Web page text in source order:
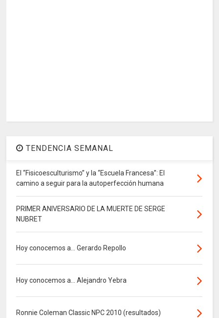
TENDENCIA SEMANAL
El “Fisicoesculturismo” y la “Escuela Francesa”: El
camino a seguir para la autoperfección humana
PRIMER ANIVERSARIO DE LA MUERTE DE SERGE
NUBRET
Hoy conocemos a... Gerardo Repollo
Hoy conocemos a... Alejandro Yebra
Ronnie Coleman Classic NPC 2010 (resultados)